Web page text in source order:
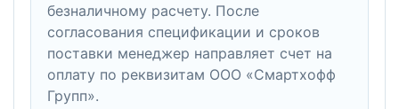
безналичному расчету. После
согласования спецификации и сроков
поставки менеджер направляет счет на
оплату по реквизитам ООО «Смартхофф
Групп».